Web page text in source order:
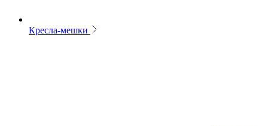
Кресла-мешки